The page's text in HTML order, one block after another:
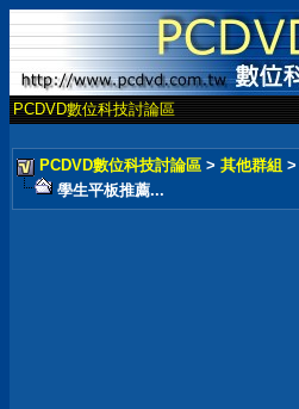
PCDVD數位科技討論區
PCDVD數位科技討論區 > 其他群組 >
學生平板推薦...